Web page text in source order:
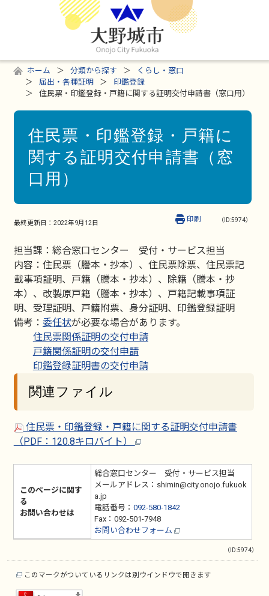
ホーム 分類から探す
くらし・窓口
届出・各種証明
印鑑登録
住民票・印鑑登録・戸籍に関する証明交付申請書（窓口用）
住民票・印鑑登録・戸籍に
関する証明交付申請書（窓
口用）
最終更新日： 2022年9月12日 （ID:5974）
印刷
担当課：総合窓口センター 受付・サービス担当
内容：住民票（謄本・抄本）、住民票除票、住民票記
載事項証明、戸籍（謄本・抄本）、除籍（謄本・抄
本）、改製原戸籍（謄本・抄本）、戸籍記載事項証
明、受理証明、戸籍附票、身分証明、印鑑登録証明
備考： 委任状が必要な場合があります。
住民票関係証明の交付申請
戸籍関係証明の交付申請
印鑑登録証明書の交付申請
関連ファイル
住民票・印鑑登録・戸籍に関する証明交付申請書
（PDF：120.8キロバイト）
このページに関す
る
お問い合わせは
総合窓口センター 受付・サービス担当
メールアドレス：shimin@city.onojo.fukuok
a.jp
電話番号： 092-580-1842
Fax：092-501-7948
お問い合わせフォーム
（ID:5974）
このマークがついているリンクは別ウインドウで開きます